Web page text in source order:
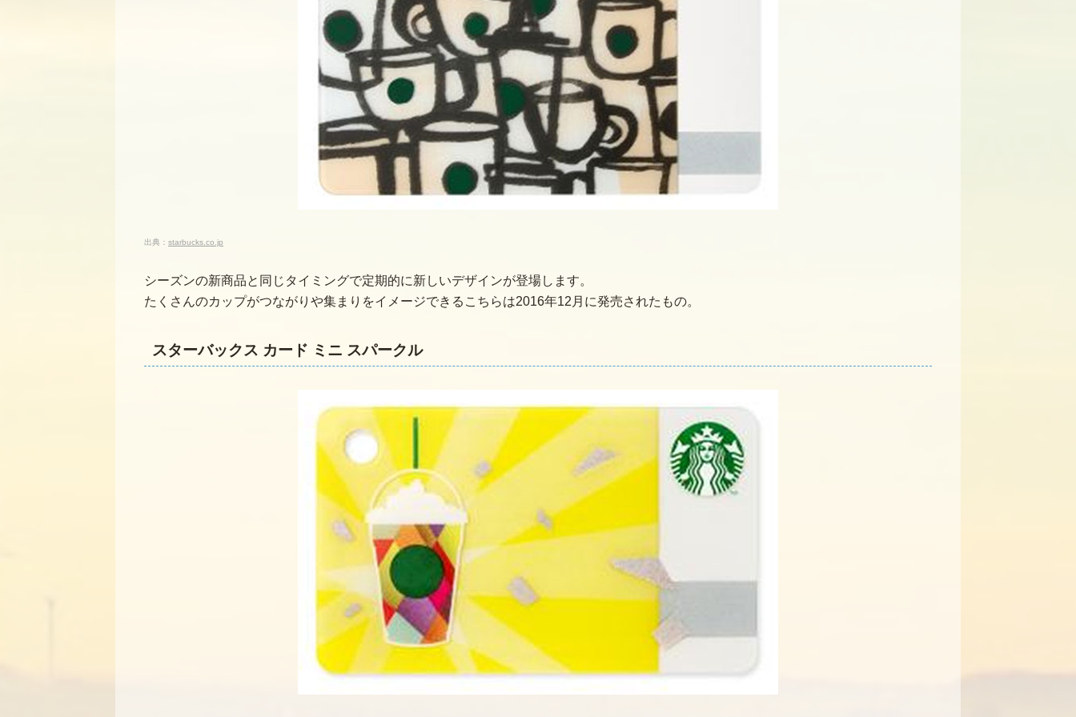
出典： starbucks.co.jp
シーズンの新商品と同じタイミングで定期的に新しいデザインが登場します。
たくさんのカップがつながりや集まりをイメージできるこちらは2016年12月に発売されたもの。
スターバックス カード ミニ スパークル